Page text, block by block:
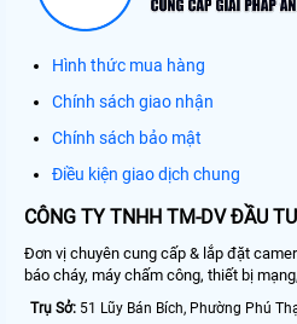
Hình thức mua hàng
Chính sách giao nhận
Chính sách bảo mật
Điều kiện giao dịch chung
CÔNG TY TNHH TM-DV ĐẦU
Đơn vị chuyên cung cấp & lắp đặt
báo cháy, máy chấm công, thiết bị
Trụ Sở: 51 Lũy Bán Bích, Phường Phú